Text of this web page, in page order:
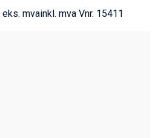
eks. mvainkl. mva Vnr. 15411